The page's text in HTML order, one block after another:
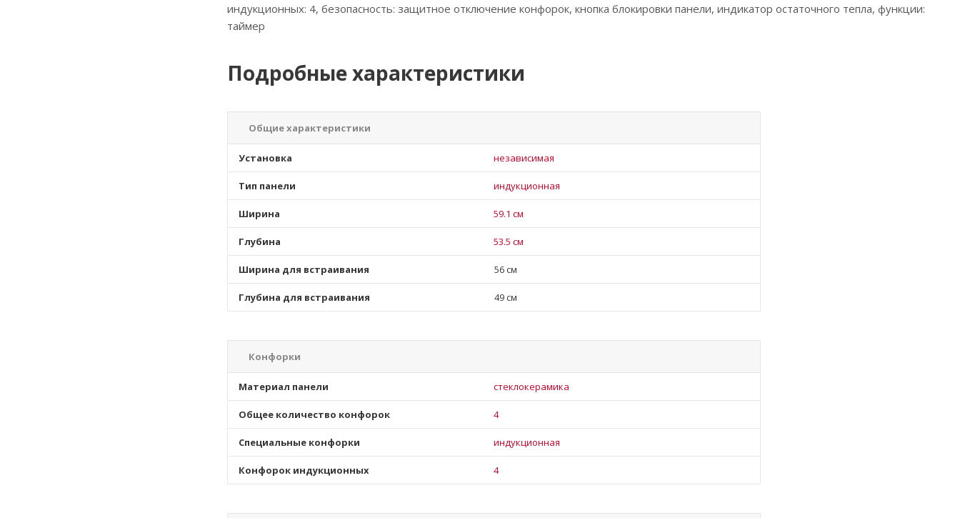
индукционных: 4, безопасность: защитное отключение конфорок, кнопка блокировки панели, индикатор остаточного тепла, функции:
таймер
Подробные характеристики
Общие характеристики
Установка независимая
Тип панели индукционная
Ширина 59.1 см
Глубина 53.5 см
Ширина для встраивания 56 см
Глубина для встраивания 49 см
Конфорки
Материал панели стеклокерамика
Общее количество конфорок 4
Специальные конфорки индукционная
Конфорок индукционных 4